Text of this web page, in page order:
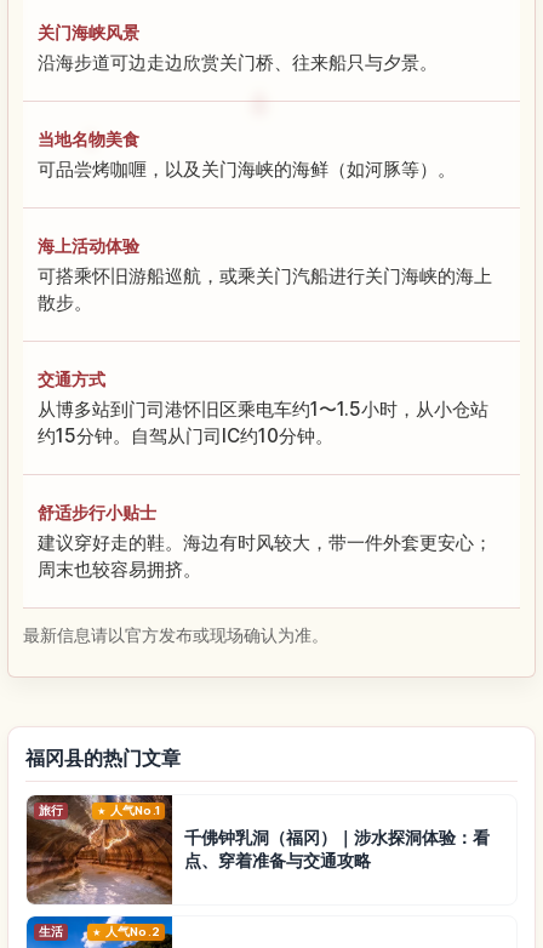
关门海峡风景
沿海步道可边走边欣赏关门桥、往来船只与夕景。
当地名物美食
可品尝烤咖喱，以及关门海峡的海鲜（如河豚等）。
海上活动体验
可搭乘怀旧游船巡航，或乘关门汽船进行关门海峡的海上
散步。
交通方式
从博多站到门司港怀旧区乘电车约1〜1.5小时，从小仓站
约15分钟。自驾从门司IC约10分钟。
舒适步行小贴士
建议穿好走的鞋。海边有时风较大，带一件外套更安心；
周末也较容易拥挤。
最新信息请以官方发布或现场确认为准。
福冈县的热门文章
旅行 人气No.1
千佛钟乳洞（福冈）｜涉水探洞体验：看
点、穿着准备与交通攻略
生活 人气No.2